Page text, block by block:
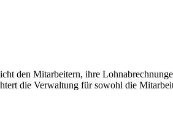
den Mitarbeitern, ihre
die Verwaltung für sowohl die